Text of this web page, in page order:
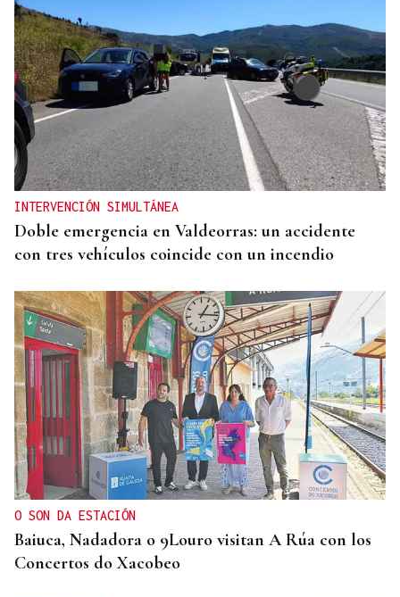
INTERVENCIÓN SIMULTÁNEA
Doble emergencia en Valdeorras: un accidente
con tres vehículos coincide con un incendio
O SON DA ESTACIÓN
Baiuca, Nadadora o 9Louro visitan A Rúa con los
Concertos do Xacobeo